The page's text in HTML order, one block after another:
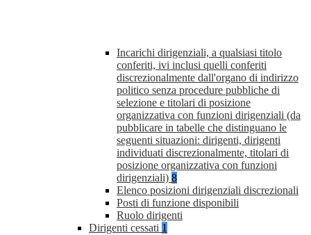
Incarichi dirigenziali, a qualsiasi titolo
conferiti, ivi inclusi quelli conferiti
discrezionalmente dall'organo di indirizzo
politico senza procedure pubbliche di
selezione e titolari di posizione
organizzativa con funzioni dirigenziali (da
pubblicare in tabelle che distinguano le
seguenti situazioni: dirigenti, dirigenti
individuati discrezionalmente, titolari di
posizione organizzativa con funzioni
dirigenziali) 8
Elenco posizioni dirigenziali discrezionali
Posti di funzione disponibili
Ruolo dirigenti
Dirigenti cessati 1